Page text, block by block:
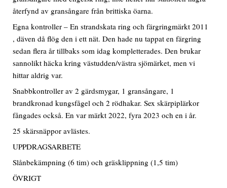
återfynd av gransångare från brittiska öarna.
Egna kontroller – En strandskata ring och färgringmärkt 2011
, däven då flög den i ett nät. Den hade nu tappat en färgring
sedan flera år tillbaks som idag kompletterades. Den brukar
sannolikt häcka kring västudden/västra sjömärket, men vi
hittar aldrig var.
Snabbkontroller av 2 gärdsmygar, 1 gransångare, 1
brandkronad kungsfågel och 2 rödhakar. Sex skärpiplärkor
fångades också. En var märkt 2022, fyra 2023 och en i år.
25 skärsnäppor avlästes.
UPPDRAGSARBETE
Slånbekämpning (6 tim) och gräsklippning (1,5 tim)
ÖVRIGT